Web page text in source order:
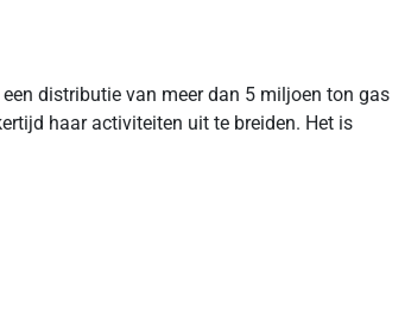
distributie van meer dan 5 miljoen ton gas
haar activiteiten uit te breiden. Het is